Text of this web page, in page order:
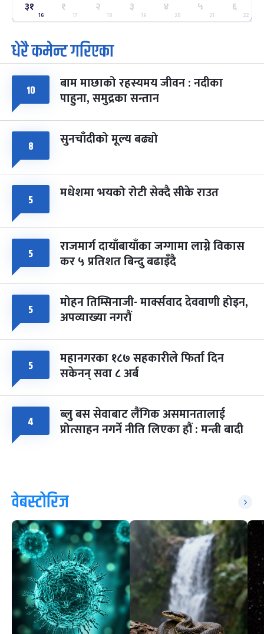
२५
मंगल
ग्याल्पो ल्होसार
फाल्गुन २५, २०८३ Mar 9, 2027
७ महिना बाँकी
७
आइत
पूर्णिमा व्रत
चैत्र ७, २०८३-Mar 21, 2027
८ फागुपूर्णिमा
चैत्र ८, २०८३-Mar 22, 2027
७ महिना बाँकी
३१
16
१
17
२
18
३
19
४
20
५
21
६
22
धेरै कमेन्ट गरिएका
१० बाम माछाको रहस्यमय जीवन : नदीका
पाहुना, समुद्रका सन्तान
८ सुनचाँदीको मूल्य बढ्यो
५ मधेशमा भयको रोटी सेक्दै सीके राउत
५ राजमार्ग दायाँबायाँका जग्गामा लाग्ने विकास
कर ५ प्रतिशत बिन्दु बढाइँदै
५ मोहन तिम्सिनाजी- मार्क्सवाद देववाणी होइन,
अपव्याख्या नगरौं
५ महानगरका १८७ सहकारीले फिर्ता दिन
सकेनन् सवा ८ अर्ब
४ ब्लु बस सेवाबाट लैंगिक असमानतालाई
प्रोत्साहन नगर्ने नीति लिएका हौं : मन्त्री बादी
वेबस्टोरिज